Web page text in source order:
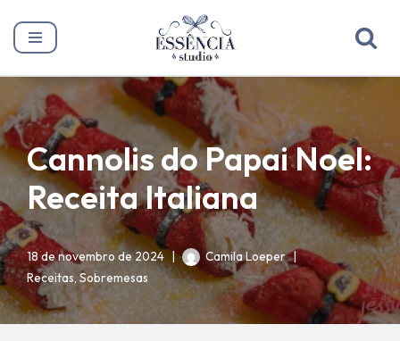
Pular
o
conteúdo
Cannolis do Papai Noel:
Receita Italiana
18 de novembro de 2024
Camila Loeper
Receitas, Sobremesas